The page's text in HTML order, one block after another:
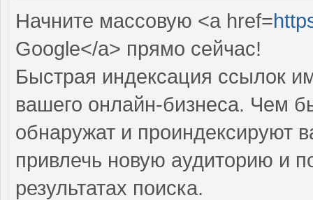
Начните массовую <a href=
Google</a> прямо cейчас!
Быстрая индексация ссылок
вашего онлайн-бизнеса. Чем
обнаружат и проиндексируют
привлечь новую аудиторию и
результатах поиска.